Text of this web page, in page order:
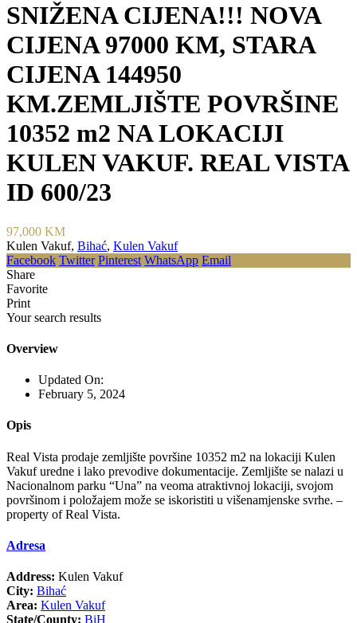
SNIŽENA CIJENA!!! NOVA
CIJENA 97000 KM, STARA
CIJENA 144950
KM.ZEMLJIŠTE POVRŠINE
10352 m2 NA LOKACIJI
KULEN VAKUF. REAL VISTA
ID 600/23
97,000 KM
Kulen Vakuf, Bihać, Kulen Vakuf
Facebook Twitter Pinterest WhatsApp Email
Share
Favorite
Print
Your search results
Overview
Updated On:
February 5, 2024
Opis
Real Vista prodaje zemljište površine 10352 m2 na lokaciji Kulen
Vakuf uredne i lako prevodive dokumentacije. Zemljište se nalazi u
Nacionalnom parku “Una” na veoma atraktivnoj lokaciji, svojom
površinom i položajem može se iskoristiti u višenamjenske svrhe. –
property of Real Vista.
Adresa
Address: Kulen Vakuf
City: Bihać
Area: Kulen Vakuf
State/County: BiH